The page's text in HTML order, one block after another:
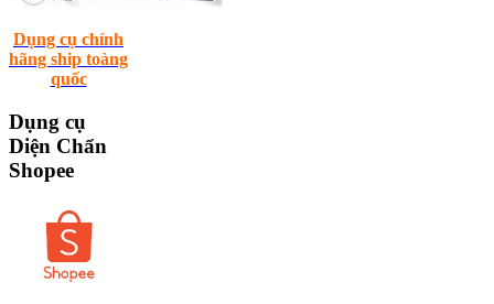
Dụng cụ chính
hãng ship toàng
quốc
Dụng cụ
Diện Chẩn
Shopee